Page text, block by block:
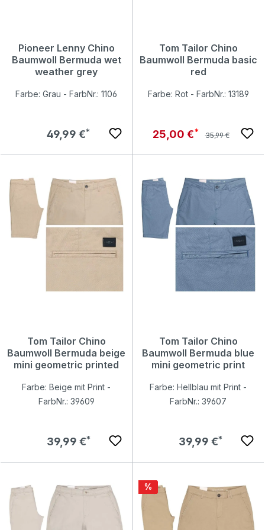
Pioneer Lenny Chino
Baumwoll Bermuda wet
weather grey
Farbe: Grau - FarbNr.: 1106
Regulärer Preis:
49,99 €
Tom Tailor Chino
Baumwoll Bermuda basic
red
Farbe: Rot - FarbNr.: 13189
Verkaufspreis:
25,00 € Regulärer Preis:
35,99 €
Tom Tailor Chino
Baumwoll Bermuda beige
mini geometric printed
Farbe: Beige mit Print -
FarbNr.: 39609
Regulärer Preis:
39,99 €
Tom Tailor Chino
Baumwoll Bermuda blue
mini geometric print
Farbe: Hellblau mit Print -
FarbNr.: 39607
Regulärer Preis:
39,99 €
Rabatt
%